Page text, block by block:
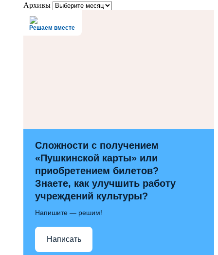
Архивы
Решаем вместе
Сложности с получением
«Пушкинской карты» или
приобретением билетов?
Знаете, как улучшить работу
учреждений культуры?
Напишите — решим!
Написать